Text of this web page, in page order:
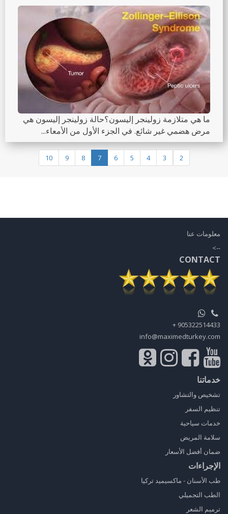
ما هي متلازمة زولينجر إليسون؟حالة زولينجر إليسون هي
مرض هضمي غير شائع. في الجزء الأول من الأمعاء...
معلومات عنا
-->
CONTACT
905322514433 +
info@maximedturkey.com
خدماتنا
تشخيص والتشاور
تنظيم السفر
خدمات سياحية
سلامة المريض
ضمان أفضل الأسعار
الإجراءات
طب الأسنان - ماكسيميد تركيا
الطب التجميلي
ترميم الشعر